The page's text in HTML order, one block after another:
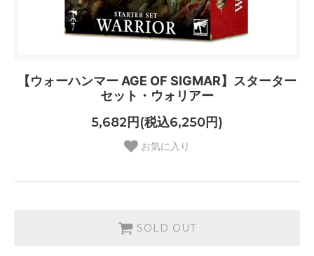
【ウォーハンマー AGE OF SIGMAR】スターター
セット・ウォリアー
5,682円(税込6,250円)
お気に入り
SOLD OUT